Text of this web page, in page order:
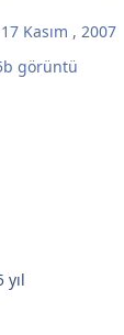
17 Kasım , 2007
görüntü
yıl